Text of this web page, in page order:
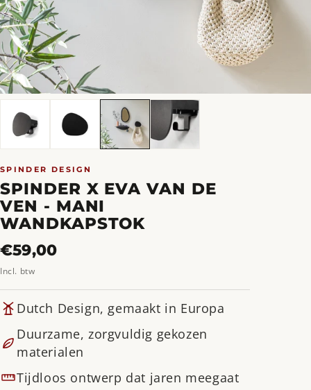
SPINDER DESIGN
SPINDER X EVA VAN DE
VEN - MANI
WANDKAPSTOK
Normale
€59,00
Incl. btw
Dutch Design, gemaakt in Europa
Duurzame, zorgvuldig gekozen
materialen
Tijdloos ontwerp dat jaren meegaat